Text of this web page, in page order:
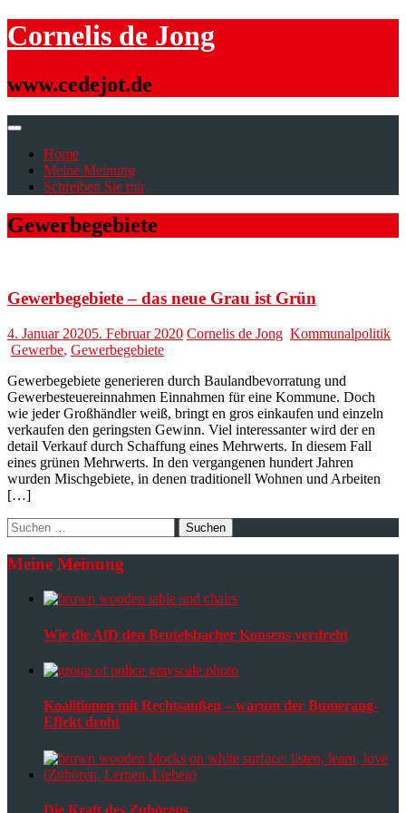
Skip
to
Cornelis de Jong
www.cedejot.de
Home
Meine Meinung
Schreiben Sie mir
Gewerbegebiete
Gewerbegebiete – das neue Grau ist Grün
4. Januar 20205. Februar 2020 Cornelis de Jong Kommunalpolitik
Gewerbe, Gewerbegebiete
Gewerbegebiete generieren durch Baulandbevorratung und
Gewerbesteuereinnahmen Einnahmen für eine Kommune. Doch
wie jeder Großhändler weiß, bringt en gros einkaufen und einzeln
verkaufen den geringsten Gewinn. Viel interessanter wird der en
detail Verkauf durch Schaffung eines Mehrwerts. In diesem Fall
eines grünen Mehrwerts. In den vergangenen hundert Jahren
wurden Mischgebiete, in denen traditionell Wohnen und Arbeiten
[…]
Suchen
nach:
Meine Meinung
Wie die AfD den Beutelsbacher Konsens verdreht
Koalitionen mit Rechtsaußen – warum der Bumerang-
Effekt droht
Die Kraft des Zuhörens